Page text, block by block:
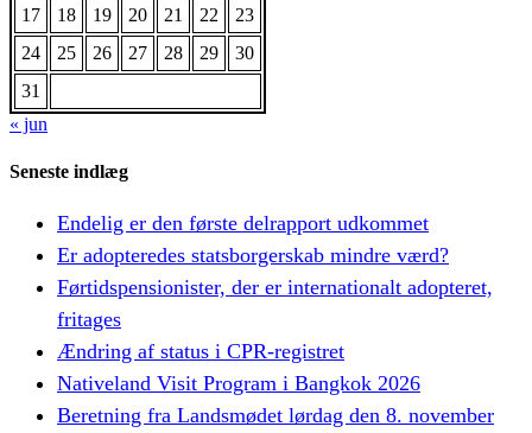
17
18 19 20 21 22
23
24
25 26 27 28 29
30
31
« jun
Seneste indlæg
Endelig er den første delrapport udkommet
Er adopteredes statsborgerskab mindre værd?
Førtidspensionister, der er internationalt adopteret,
fritages
Ændring af status i CPR-registret
Nativeland Visit Program i Bangkok 2026
Beretning fra Landsmødet lørdag den 8. november